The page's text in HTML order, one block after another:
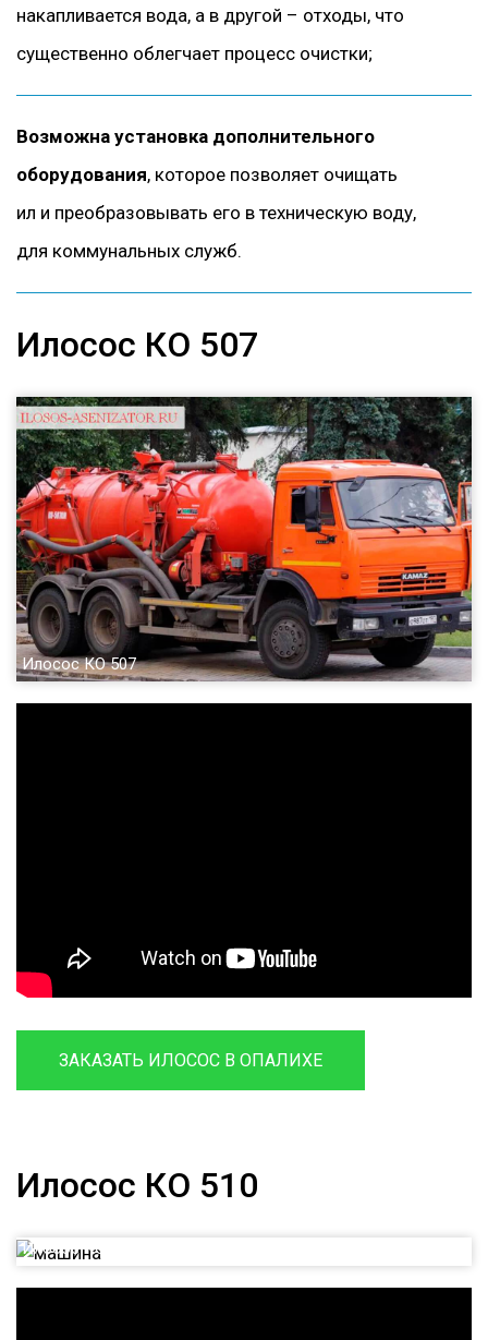
накапливается вода, а в другой – отходы, что
существенно облегчает процесс очистки;
Возможна установка дополнительного
оборудования, которое позволяет очищать
ил и преобразовывать его в техническую воду,
для коммунальных служб.
Илосос КО 507
Илосос КО 507
ЗАКАЗАТЬ ИЛОСОС В ОПАЛИХЕ
Илосос КО 510
Илосос КО 510